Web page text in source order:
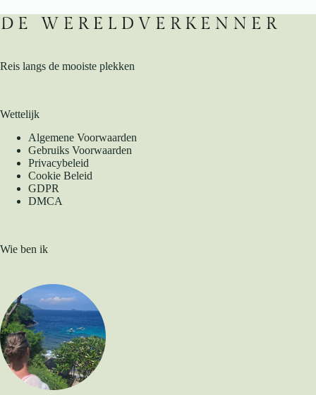
Reis langs de mooiste plekken
Wettelijk
Algemene Voorwaarden
Gebruiks Voorwaarden
Privacybeleid
Cookie Beleid
GDPR
DMCA
Wie ben ik